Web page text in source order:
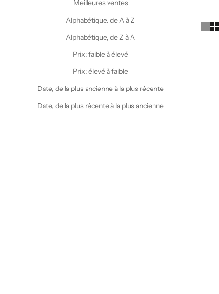
Meilleures ventes
Alphabétique, de A à Z
Alphabétique, de Z à A
Prix: faible à élevé
Prix: élevé à faible
Date, de la plus ancienne à la plus récente
Date, de la plus récente à la plus ancienne